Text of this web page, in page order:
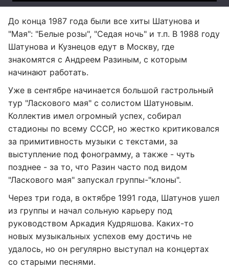
До конца 1987 года были все хиты Шатунова и
"Мая": "Белые розы", "Седая ночь" и т.п. В 1988 году
Шатунова и Кузнецов едут в Москву, где
знакомятся с Андреем Разиным, с которым
начинают работать.
Уже в сентябре начинается большой гастрольный
тур "Ласкового мая" с солистом Шатуновым.
Коллектив имел огромный успех, собирал
стадионы по всему СССР, но жестко критиковался
за примитивность музыки с текстами, за
выступление под фонограмму, а также - чуть
позднее - за то, что Разин часто под видом
"Ласкового мая" запускал группы-"клоны".
Через три года, в октябре 1991 года, Шатунов ушел
из группы и начал сольную карьеру под
руководством Аркадия Кудряшова. Каких-то
новых музыкальных успехов ему достичь не
удалось, но он регулярно выступал на концертах
со старыми песнями.